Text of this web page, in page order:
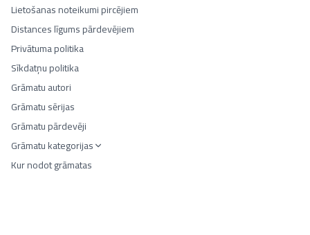
Lietošanas noteikumi pircējiem
Distances līgums pārdevējiem
Privātuma politika
Sīkdatņu politika
Grāmatu autori
Grāmatu sērijas
Grāmatu pārdevēji
Grāmatu kategorijas
Kur nodot grāmatas